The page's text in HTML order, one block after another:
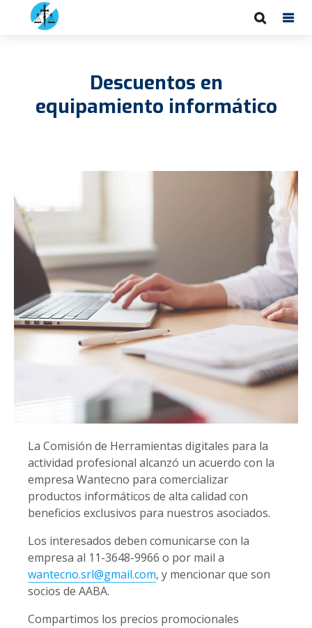
Descuentos en
equipamiento informático
La Comisión de Herramientas digitales para la
actividad profesional alcanzó un acuerdo con la
empresa Wantecno para comercializar
productos informáticos de alta calidad con
beneficios exclusivos para nuestros asociados.
Los interesados deben comunicarse con la
empresa al 11-3648-9966 o por mail a
wantecno.srl@gmail.com, y mencionar que son
socios de AABA.
Compartimos los precios promocionales